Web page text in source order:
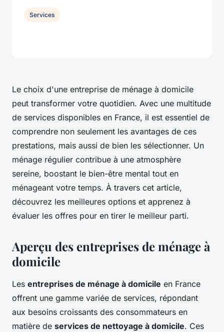
Le choix d'une entreprise de ménage à domicile
peut transformer votre quotidien. Avec une multitude
de services disponibles en France, il est essentiel de
comprendre non seulement les avantages de ces
prestations, mais aussi de bien les sélectionner. Un
ménage régulier contribue à une atmosphère
sereine, boostant le bien-être mental tout en
ménageant votre temps. À travers cet article,
découvrez les meilleures options et apprenez à
évaluer les offres pour en tirer le meilleur parti.
Aperçu des entreprises de ménage à
domicile
Les entreprises de ménage à domicile en France
offrent une gamme variée de services, répondant
aux besoins croissants des consommateurs en
matière de services de nettoyage à domicile. Ces
Services